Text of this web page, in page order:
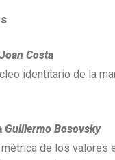
Joan Costa
identitario de la
Guillermo Bosovsky
de los valores